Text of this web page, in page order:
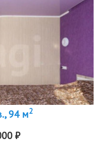
94 м2
₽